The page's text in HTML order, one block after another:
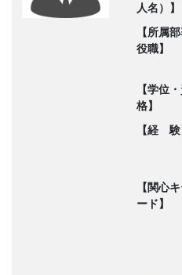
人名）】
【所属
役職】
【学位
格】
【経 験
【関心
ード】